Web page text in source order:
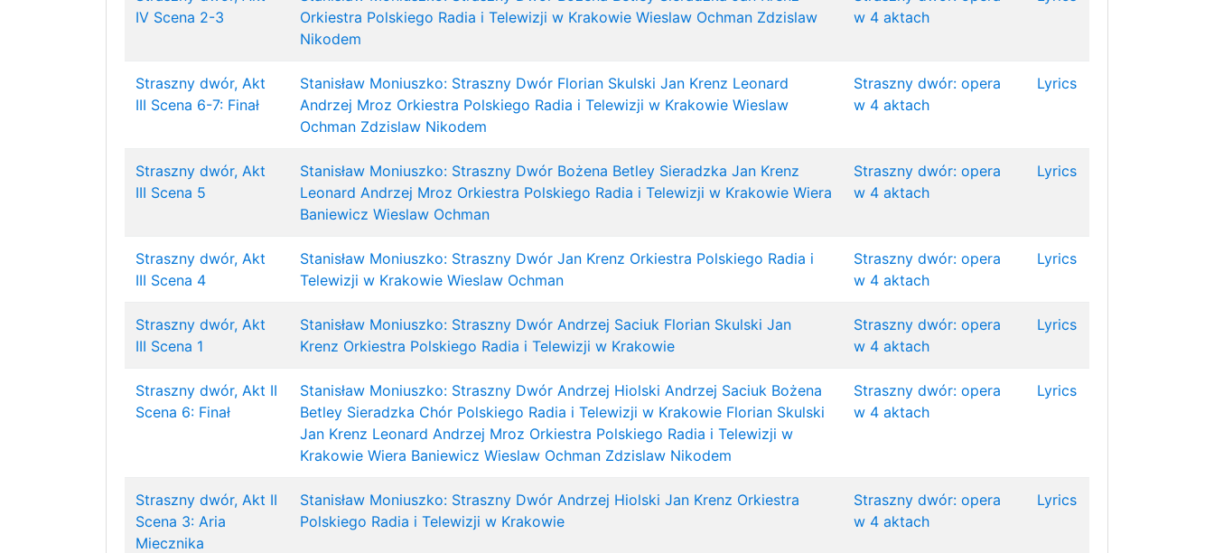
IV Scena 2-3
Orkiestra Polskiego Radia i Telewizji w Krakowie Wieslaw Ochman Zdzislaw
Nikodem
w 4 aktach
Straszny dwór, Akt
III Scena 6-7: Finał
Stanisław Moniuszko: Straszny Dwór Florian Skulski Jan Krenz Leonard
Andrzej Mroz Orkiestra Polskiego Radia i Telewizji w Krakowie Wieslaw
Ochman Zdzislaw Nikodem
Straszny dwór: opera
w 4 aktach
Lyrics
Straszny dwór, Akt
III Scena 5
Stanisław Moniuszko: Straszny Dwór Bożena Betley Sieradzka Jan Krenz
Leonard Andrzej Mroz Orkiestra Polskiego Radia i Telewizji w Krakowie Wiera
Baniewicz Wieslaw Ochman
Straszny dwór: opera
w 4 aktach
Lyrics
Straszny dwór, Akt
III Scena 4
Stanisław Moniuszko: Straszny Dwór Jan Krenz Orkiestra Polskiego Radia i
Telewizji w Krakowie Wieslaw Ochman
Straszny dwór: opera
w 4 aktach
Lyrics
Straszny dwór, Akt
III Scena 1
Stanisław Moniuszko: Straszny Dwór Andrzej Saciuk Florian Skulski Jan
Krenz Orkiestra Polskiego Radia i Telewizji w Krakowie
Straszny dwór: opera
w 4 aktach
Lyrics
Straszny dwór, Akt II
Scena 6: Finał
Stanisław Moniuszko: Straszny Dwór Andrzej Hiolski Andrzej Saciuk Bożena
Betley Sieradzka Chór Polskiego Radia i Telewizji w Krakowie Florian Skulski
Jan Krenz Leonard Andrzej Mroz Orkiestra Polskiego Radia i Telewizji w
Krakowie Wiera Baniewicz Wieslaw Ochman Zdzislaw Nikodem
Straszny dwór: opera
w 4 aktach
Lyrics
Straszny dwór, Akt II
Scena 3: Aria
Miecznika
Stanisław Moniuszko: Straszny Dwór Andrzej Hiolski Jan Krenz Orkiestra
Polskiego Radia i Telewizji w Krakowie
Straszny dwór: opera
w 4 aktach
Lyrics